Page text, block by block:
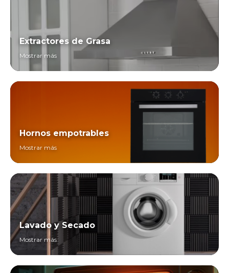
Extractores de Grasa
Mostrar más
Hornos empotrables
Mostrar más
Lavado y Secado
Mostrar más